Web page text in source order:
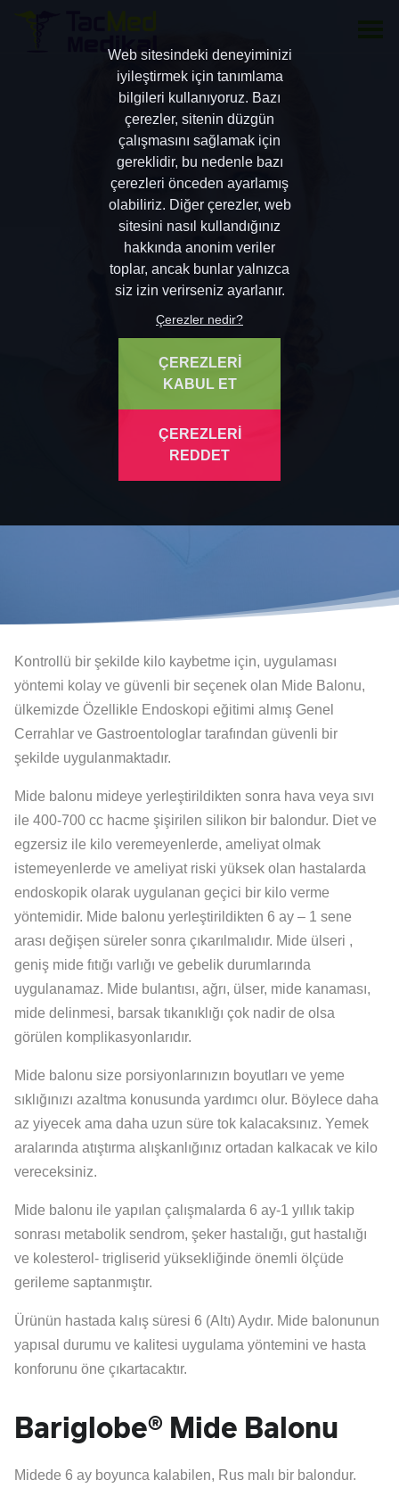
Kontrollü bir şekilde kilo kaybetme için, uygulaması
yöntemi kolay ve güvenli bir seçenek olan Mide Balonu,
ülkemizde Özellikle Endoskopi eğitimi almış Genel
Cerrahlar ve Gastroentologlar tarafından güvenli bir
şekilde uygulanmaktadır.
Mide balonu mideye yerleştirildikten sonra hava veya sıvı
ile 400-700 cc hacme şişirilen silikon bir balondur. Diet ve
egzersiz ile kilo veremeyenlerde, ameliyat olmak
istemeyenlerde ve ameliyat riski yüksek olan hastalarda
endoskopik olarak uygulanan geçici bir kilo verme
yöntemidir. Mide balonu yerleştirildikten 6 ay – 1 sene
arası değişen süreler sonra çıkarılmalıdır. Mide ülseri ,
geniş mide fıtığı varlığı ve gebelik durumlarında
uygulanamaz. Mide bulantısı, ağrı, ülser, mide kanaması,
mide delinmesi, barsak tıkanıklığı çok nadir de olsa
görülen komplikasyonlarıdır.
Mide balonu size porsiyonlarınızın boyutları ve yeme
sıklığınızı azaltma konusunda yardımcı olur. Böylece daha
az yiyecek ama daha uzun süre tok kalacaksınız. Yemek
aralarında atıştırma alışkanlığınız ortadan kalkacak ve kilo
vereceksiniz.
Mide balonu ile yapılan çalışmalarda 6 ay-1 yıllık takip
sonrası metabolik sendrom, şeker hastalığı, gut hastalığı
ve kolesterol- trigliserid yüksekliğinde önemli ölçüde
gerileme saptanmıştır.
Ürünün hastada kalış süresi 6 (Altı) Aydır. Mide balonunun
yapısal durumu ve kalitesi uygulama yöntemini ve hasta
konforunu öne çıkartacaktır.
Bariglobe® Mide Balonu
Midede 6 ay boyunca kalabilen, Rus malı bir balondur.
Web sitesindeki deneyiminizi
iyileştirmek için tanımlama
bilgileri kullanıyoruz. Bazı
çerezler, sitenin düzgün
çalışmasını sağlamak için
gereklidir, bu nedenle bazı
çerezleri önceden ayarlamış
olabiliriz. Diğer çerezler, web
sitesini nasıl kullandığınız
hakkında anonim veriler
toplar, ancak bunlar yalnızca
siz izin verirseniz ayarlanır.
Çerezler nedir?
ÇEREZLERİ
KABUL ET
ÇEREZLERİ
REDDET